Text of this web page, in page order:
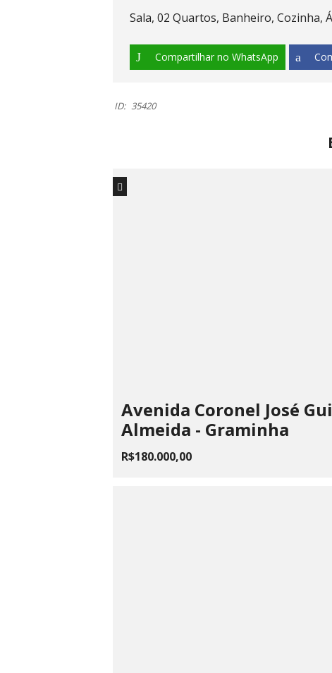
Sala, 02 Quartos, Banheiro, Cozinha,
Compartilhar no WhatsApp
ID: 35420
Avenida Coronel José
Almeida - Graminha
R$180.000,00